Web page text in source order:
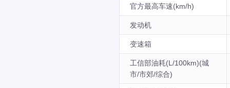
官方最高车速(km/h)
发动机
变速箱
工信部油耗(L/100km)(城
市/市郊/综合)